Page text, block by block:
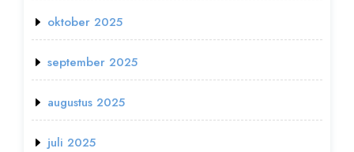
oktober 2025
september 2025
augustus 2025
juli 2025